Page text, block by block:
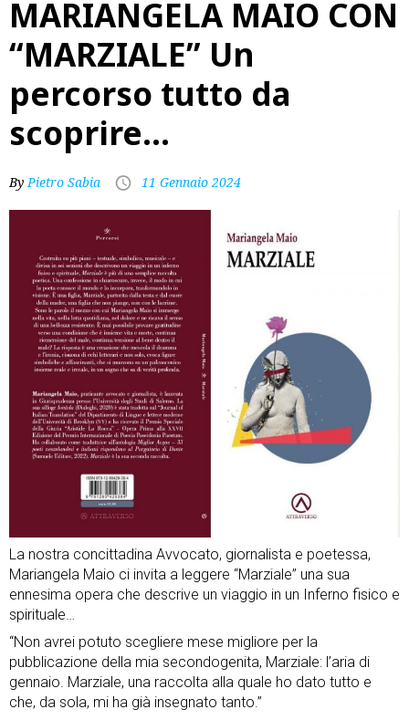
MARIANGELA MAIO CON
“MARZIALE” Un
percorso tutto da
scoprire…
ByPietro Sabia 11 Gennaio 2024
La nostra concittadina Avvocato, giornalista e poetessa,
Mariangela Maio ci invita a leggere “Marziale” una sua
ennesima opera che descrive un viaggio in un Inferno fisico e
spirituale…
“Non avrei potuto scegliere mese migliore per la
pubblicazione della mia secondogenita, Marziale: l’aria di
gennaio. Marziale, una raccolta alla quale ho dato tutto e
che, da sola, mi ha già insegnato tanto.”